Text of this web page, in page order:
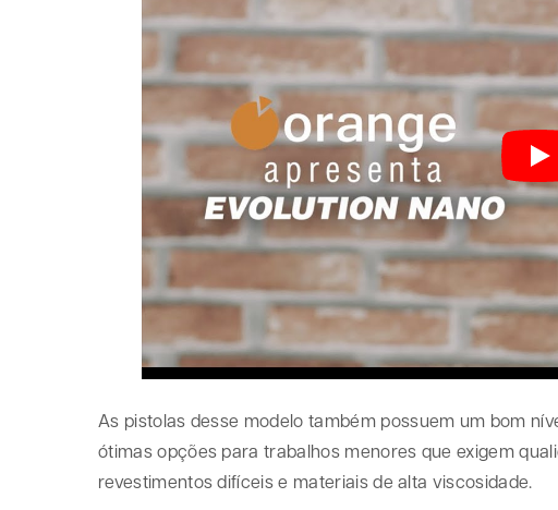
As pistolas desse modelo também possuem um bom
ótimas opções para trabalhos menores que exigem
revestimentos difíceis e materiais de alta viscosidade.